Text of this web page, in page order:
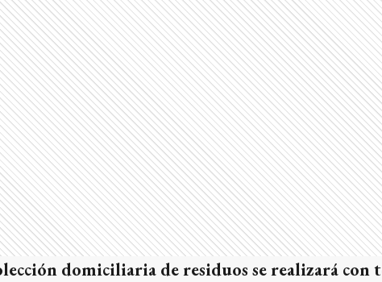
domiciliaria de residuos se realizará con